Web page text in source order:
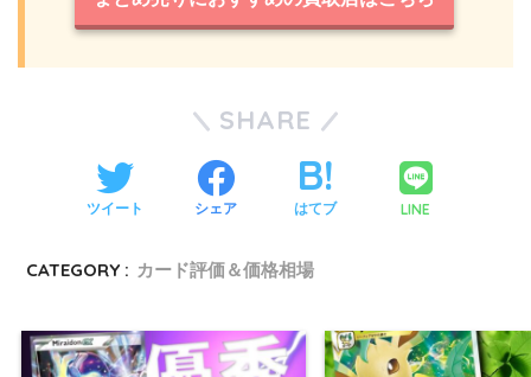
SHARE
ツイート シェア はてブ LINE
CATEGORY : カード評価＆価格相場